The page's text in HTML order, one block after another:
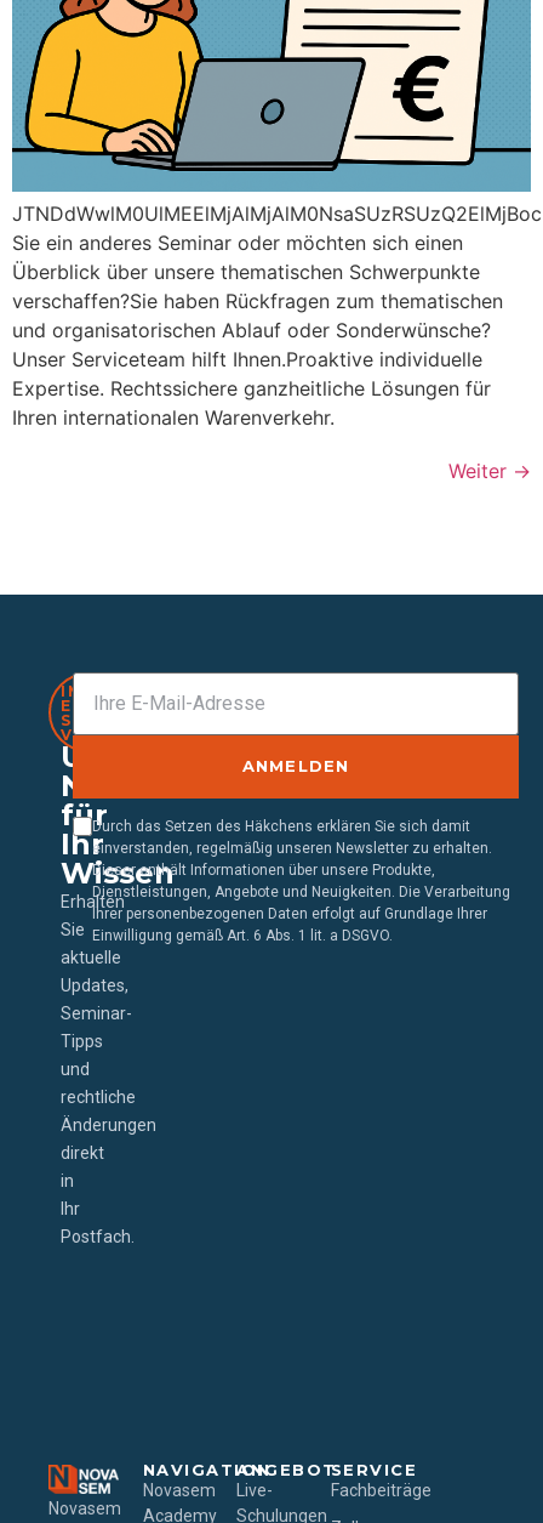
Weiter →
IMMER
EINEN
SCHRITT
VORAUS
Unser
Newsletter
für
Ihr
Wissen
Erhalten
Sie
aktuelle
Updates,
Seminar-
Tipps
und
rechtliche
Änderungen
direkt
in
Ihr
Postfach.
ANMELDEN
Durch das Setzen des Häkchens erklären Sie sich damit
einverstanden, regelmäßig unseren Newsletter zu erhalten.
Dieser enthält Informationen über unsere Produkte,
Dienstleistungen, Angebote und Neuigkeiten. Die Verarbeitung
Ihrer personenbezogenen Daten erfolgt auf Grundlage Ihrer
Einwilligung gemäß Art. 6 Abs. 1 lit. a DSGVO.
Novasem
NAVIGATION
Novasem
Academy
ANGEBOT
Live-
Schulungen
SERVICE
Fachbeiträge